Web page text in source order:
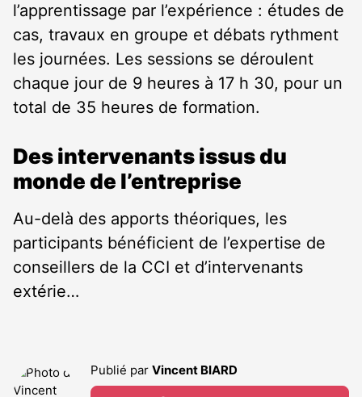
l’apprentissage par l’expérience : études de
cas, travaux en groupe et débats rythment
les journées. Les sessions se déroulent
chaque jour de 9 heures à 17 h 30, pour un
total de 35 heures de formation.
Des intervenants issus du
monde de l’entreprise
Au-delà des apports théoriques, les
participants bénéficient de l’expertise de
conseillers de la CCI et d’intervenants
extérie…
Publié par Vincent BIARD